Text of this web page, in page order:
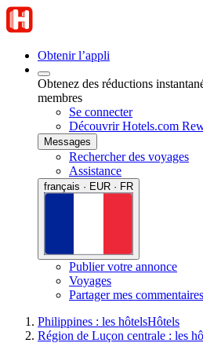
Obtenir l’appli
Obtenez des réductions
membres
Se connecter
Découvrir Hotels.com
Messages
Rechercher des voyages
Assistance
français · EUR · FR
Publier votre annonce
Voyages
Partager mes commentaires
Philippines : les hôtelsHôtels
Région de Luçon centrale : les